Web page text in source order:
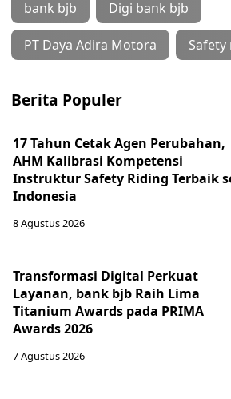
bank bjb Digi bank bjb
PT Daya Adira Motora
Berita Populer
17 Tahun Cetak Agen Perubahan,
AHM Kalibrasi Kompetensi
Instruktur Safety Riding Terbaik
Indonesia
8 Agustus 2026
Transformasi Digital Perkuat
Layanan, bank bjb Raih Lima
Titanium Awards pada PRIMA
Awards 2026
7 Agustus 2026